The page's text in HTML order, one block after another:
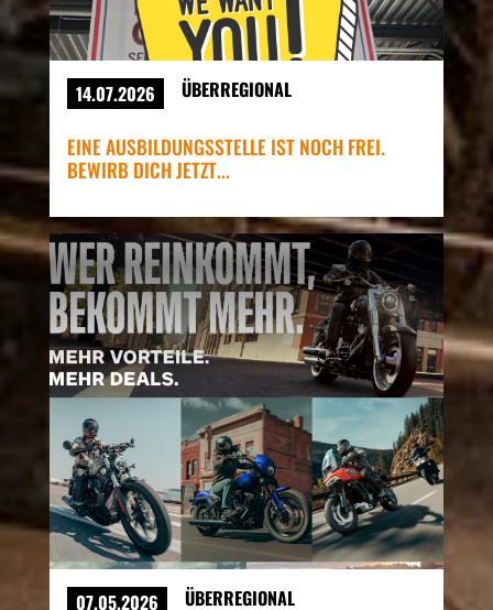
14.07.2026 ÜBERREGIONAL
EINE AUSBILDUNGSSTELLE IST NOCH FREI.
BEWIRB DICH JETZT...
07.05.2026 ÜBERREGIONAL